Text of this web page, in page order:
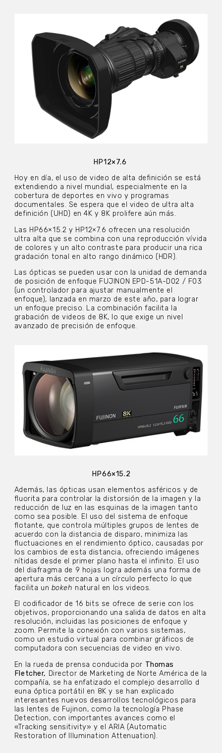
HP12×7.6
Hoy en día, el uso de video de alta definición se está
extendiendo a nivel mundial, especialmente en la
cobertura de deportes en vivo y programas
documentales. Se espera que el video de ultra alta
definición (UHD) en 4K y 8K prolifere aún más.
Las HP66×15.2 y HP12×7.6 ofrecen una resolución
ultra alta que se combina con una reproducción vívida
de colores y un alto contraste para producir una rica
gradación tonal en alto rango dinámico (HDR).
Las ópticas se pueden usar con la unidad de demanda
de posición de enfoque FUJINON EPD-51A-D02 / F03
(un controlador para ajustar manualmente el
enfoque), lanzada en marzo de este año, para lograr
un enfoque preciso. La combinación facilita la
grabación de videos de 8K, lo que exige un nivel
avanzado de precisión de enfoque.
HP66×15.2
Además, las ópticas usan elementos asféricos y de
fluorita para controlar la distorsión de la imagen y la
reducción de luz en las esquinas de la imagen tanto
como sea posible. El uso del sistema de enfoque
flotante, que controla múltiples grupos de lentes de
acuerdo con la distancia de disparo, minimiza las
fluctuaciones en el rendimiento óptico, causadas por
los cambios de esta distancia, ofreciendo imágenes
nítidas desde el primer plano hasta el infinito. El uso
del diafragma de 9 hojas logra además una forma de
apertura más cercana a un círculo perfecto lo que
facilita un bokeh natural en los videos.
El codificador de 16 bits se ofrece de serie con los
objetivos, proporcionando una salida de datos en alta
resolución, incluidas las posiciones de enfoque y
zoom. Permite la conexión con varios sistemas,
como un estudio virtual para combinar gráficos de
computadora con secuencias de video en vivo.
En la rueda de prensa conducida por Thomas
Fletcher, Director de Marketing de Norte América de la
compañía, se ha enfatizado el complejo desarrollo d
euna óptica portátil en 8K y se han explicado
interesantes nuevos desarrollos tecnológicos para
las lentes de Fujinon, como la tecnología Phase
Detection, con importantes avances como el
«Tracking sensitivity» y el ARIA (Automatic
Restoration of Illumination Attenuation).